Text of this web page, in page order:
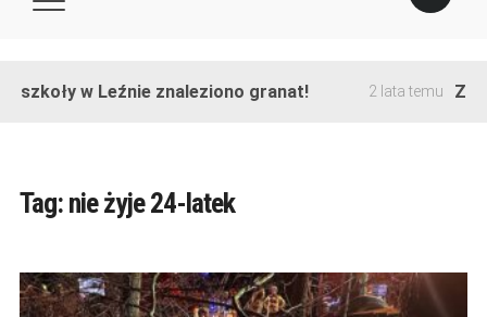
szkoły w Leźnie znaleziono granat! 2 lata temu
Tag: nie żyje 24-latek